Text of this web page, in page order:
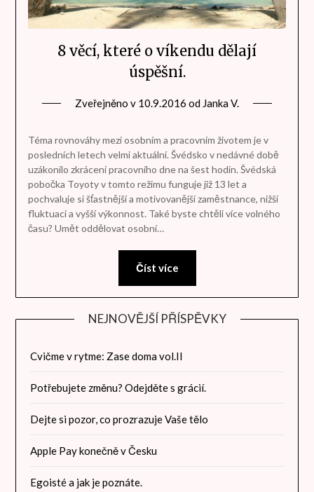
8 věcí, které o víkendu dělají
úspěšní.
Zveřejněno v 10.9.2016 od Janka V.
Téma rovnováhy mezi osobním a pracovním životem je v
posledních letech velmi aktuální. Švédsko v nedávné době
uzákonilo zkrácení pracovního dne na šest hodin. Švédská
pobočka Toyoty v tomto režimu funguje již 13 let a
pochvaluje si šťastnější a motivovanější zaměstnance, nižší
fluktuaci a vyšší výkonnost. Také byste chtěli více volného
času? Umět oddělovat osobní…
Číst více
NEJNOVĚJŠÍ PŘÍSPĚVKY
Cvičme v rytme: Zase doma vol.II
Potřebujete změnu? Odejděte s grácií.
Dejte si pozor, co prozrazuje Vaše tělo
Apple Pay konečně v Česku
Egoisté a jak je poznáte.